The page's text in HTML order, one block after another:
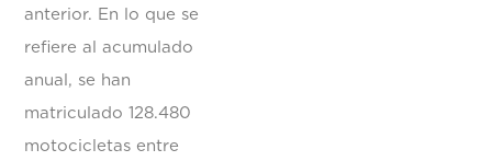
anterior. En lo que se
refiere al acumulado
anual, se han
matriculado 128.480
motocicletas entre